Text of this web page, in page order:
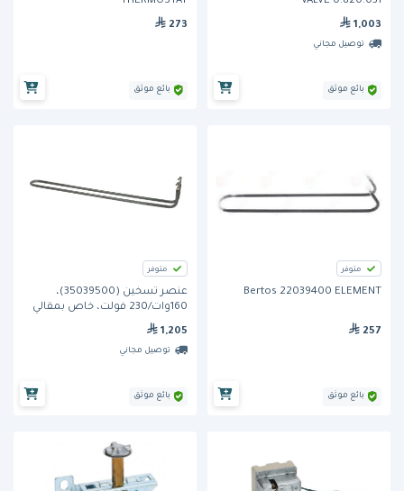
1,003
توصيل مجاني
بائع موثق
273
بائع موثق
متوفر
Bertos 22039400 ELEMENT
257
بائع موثق
متوفر
عنصر تسخين (35039500)،
160وات/230 فولت، خاص بمقالي
برات من بيرتوس
1,205
توصيل مجاني
بائع موثق